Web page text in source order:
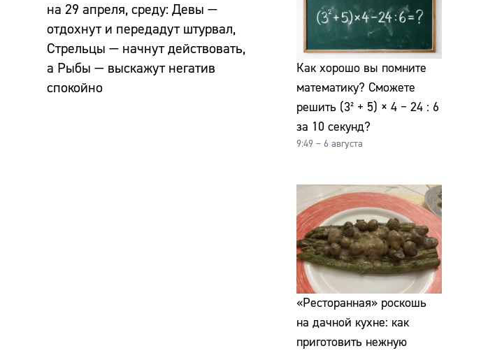
на 29 апреля, среду: Девы —
отдохнут и передадут штурвал,
Стрельцы — начнут действовать,
а Рыбы — выскажут негатив
спокойно
Как хорошо вы помните
математику? Сможете
решить (3² + 5) × 4 − 24 : 6
за 10 секунд?
9:49 – 6 августа
«Ресторанная» роскошь
на дачной кухне: как
приготовить нежную